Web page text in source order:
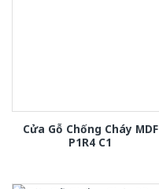
Cửa Gỗ Chống Cháy MDF
P1R4 C1